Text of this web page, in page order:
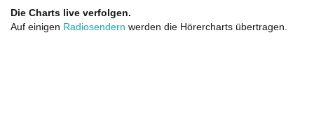
Die Charts live verfolgen.
Auf einigen Radiosendern werden die Hörercharts übertragen.